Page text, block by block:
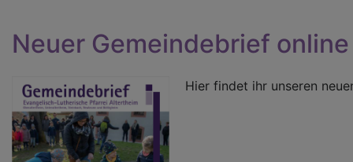
Neuer Gemeindebrief online
Hier findet ihr unseren